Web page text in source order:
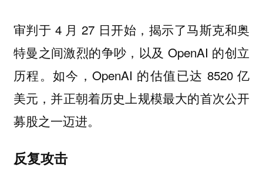
审判于 4 月 27 日开始，揭示了马斯克和奥
特曼之间激烈的争吵，以及 OpenAI 的创立
历程。如今，OpenAI 的估值已达 8520 亿
美元，并正朝着历史上规模最大的首次公开
募股之一迈进。
反复攻击